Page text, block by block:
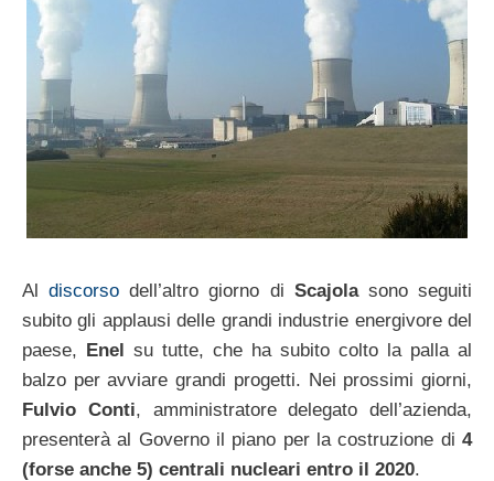
Aldiscorsodell’altro giorno di Scajola sono seguiti
subito gli applausi delle grandi industrie energivore del
paese, Enel su tutte, che ha subito colto la palla al
balzo per avviare grandi progetti. Nei prossimi giorni,
Fulvio Conti, amministratore delegato dell’azienda,
presenterà al Governo il piano per la costruzione di 4
(forse anche 5) centrali nucleari entro il 2020.